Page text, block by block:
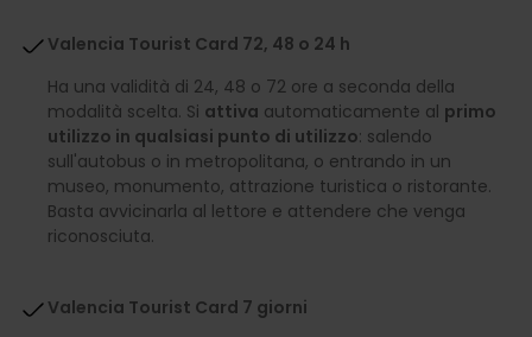
Valencia Tourist Card 72, 48 o 24 h
Ha una validità di 24, 48 o 72 ore a seconda della
modalità scelta. Si attiva automaticamente al primo
utilizzo in qualsiasi punto di utilizzo: salendo
sull'autobus o in metropolitana, o entrando in un
museo, monumento, attrazione turistica o ristorante.
Basta avvicinarla al lettore e attendere che venga
riconosciuta.
Valencia Tourist Card 7 giorni